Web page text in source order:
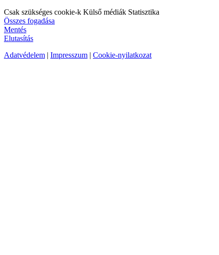
Csak szükséges cookie-k Külső médiák Statisztika
Összes fogadása
Mentés
Elutasítás
Adatvédelem | Impresszum | Cookie-nyilatkozat